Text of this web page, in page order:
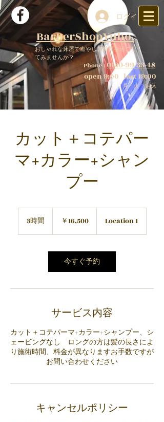
ログイン
BarBerShopYuho.
おしゃれな床屋で癒やしの時間を過ごし
てみませんか？
Phone :0120-99-33-48
open 9:00 last 19:00
月・火 定休
カット＋コテパー
マ+カラー+シャン
プー
3時間 ￥16,500 Location 1
今すぐ予約
サービス内容
カット＋コテパーマ+カラー+シャンプー、シ
ェービングなし ロングの方は髪の長さによ
り施術時間、料金が異なりますお手数ですが
お問い合わせください
キャンセルポリシー